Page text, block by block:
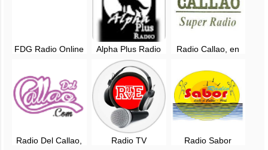
FDG Radio Online
Alpha Plus Radio
en vivo - Callao,
Perú
Radio Callao, en
Radio Del Callao,
Radio TV
Radio Sabor